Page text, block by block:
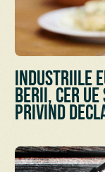
Industriile
berii, cer
privind